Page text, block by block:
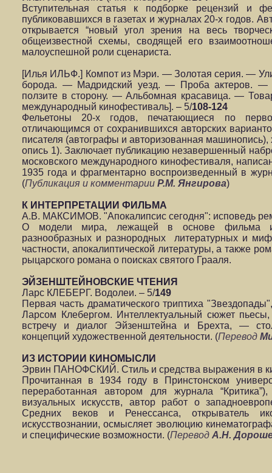
Вступительная статья к подборке рецензий и
публиковавшихся в газетах и журналах 20-х годов.
открывается “новый угол зрения на весь
общеизвестной схемы, сводящей его
малоуспешной роли сценариста.
[Илья ИЛЬФ.] Компот из Мэри. — Золотая серия. —
борода. — Мадридский уезд. — Проба актеров.
ползите в сторону. — Альбомная красавица. —
международный кинофестиваль]. – 5/108-124
Фельетоны 20-х годов, печатающиеся по
отличающимся от сохранившихся авторских
писателя (автографы и авторизованная
опись 1). Заключает публикацию незавершенный
московского международного кинофестиваля,
1935 года и фрагментарно воспроизведенный в
(Публикация и комментарии Р.М. Янгирова)
К ИНТЕРПРЕТАЦИИ ФИЛЬМА
А.В. МАКСИМОВ. "Апокалипсис сегодня": исповедь
О модели мира, лежащей в основе фильма
разнообразных и разнородных литературных и
частности, апокалиптической литературы, а также
рыцарского романа о поисках святого Грааля.
ЭЙЗЕНШТЕЙНОВСКИЕ ЧТЕНИЯ
Ларс КЛЕБЕРГ. Водолеи. – 5/149
Первая часть драматического триптиха
Ларсом Клебергом. Интеллектуальный сюжет
встречу и диалог Эйзенштейна и Брехта, —
концепций художественной деятельности. (Перевод
ИЗ ИСТОРИИ КИНОМЫСЛИ
Эрвин ПАНОФСКИЙ. Стиль и средства выражения в
Прочитанная в 1934 году в Принстонском
переработанная автором для журнала
визуальных искусств, автор работ о
Средних веков и Ренессанса, открыватель
искусствознании, осмысляет эволюцию
и специфические возможности. (Перевод А.Н.